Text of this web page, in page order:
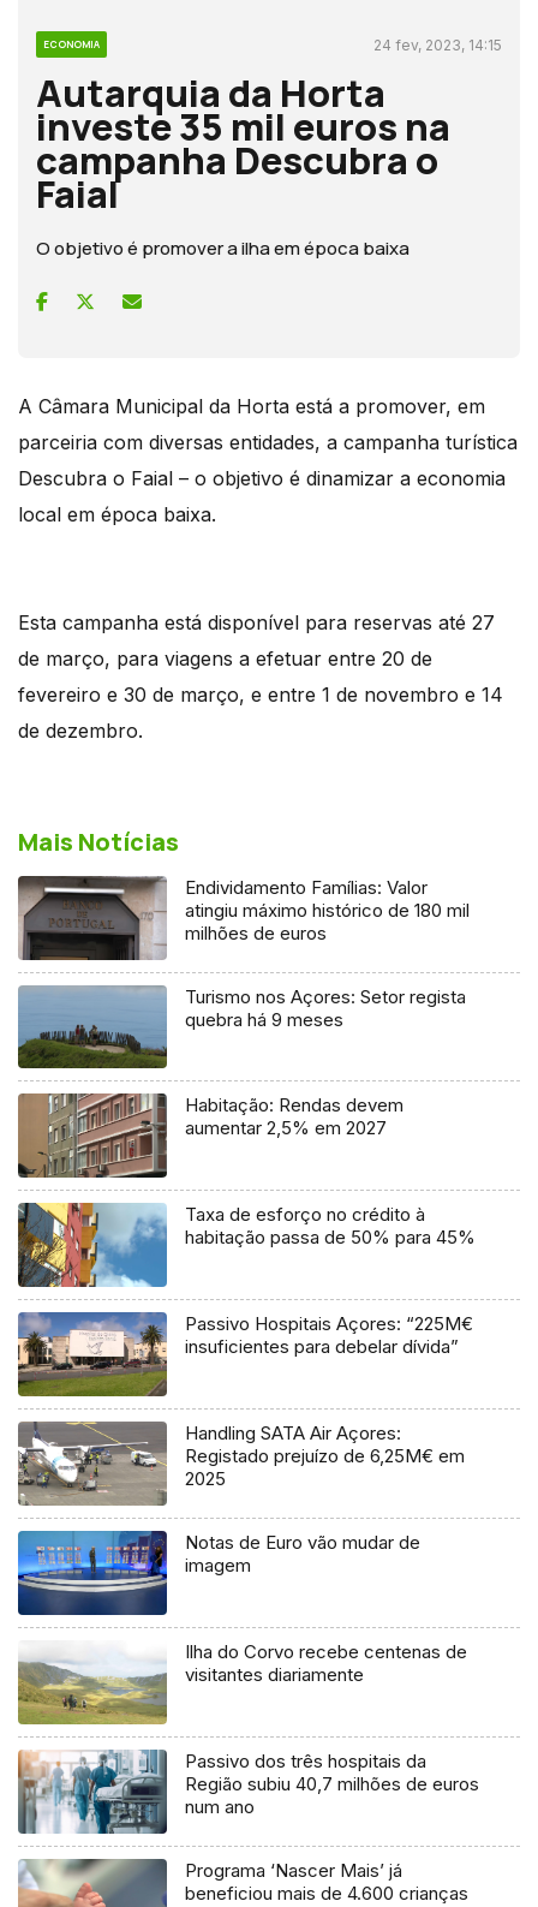
ECONOMIA 24 fev, 2023, 14:15
Autarquia da Horta
investe 35 mil euros na
campanha Descubra o
Faial
O objetivo é promover a ilha em época baixa
A Câmara Municipal da Horta está a promover, em
parceiria com diversas entidades, a campanha turística
Descubra o Faial – o objetivo é dinamizar a economia
local em época baixa.
Esta campanha está disponível para reservas até 27
de março, para viagens a efetuar entre 20 de
fevereiro e 30 de março, e entre 1 de novembro e 14
de dezembro.
Mais Notícias
Endividamento Famílias: Valor
atingiu máximo histórico de 180 mil
milhões de euros
Turismo nos Açores: Setor regista
quebra há 9 meses
Habitação: Rendas devem
aumentar 2,5% em 2027
Taxa de esforço no crédito à
habitação passa de 50% para 45%
Passivo Hospitais Açores: “225M€
insuficientes para debelar dívida”
Handling SATA Air Açores:
Registado prejuízo de 6,25M€ em
2025
Notas de Euro vão mudar de
imagem
Ilha do Corvo recebe centenas de
visitantes diariamente
Passivo dos três hospitais da
Região subiu 40,7 milhões de euros
num ano
Programa ‘Nascer Mais’ já
beneficiou mais de 4.600 crianças